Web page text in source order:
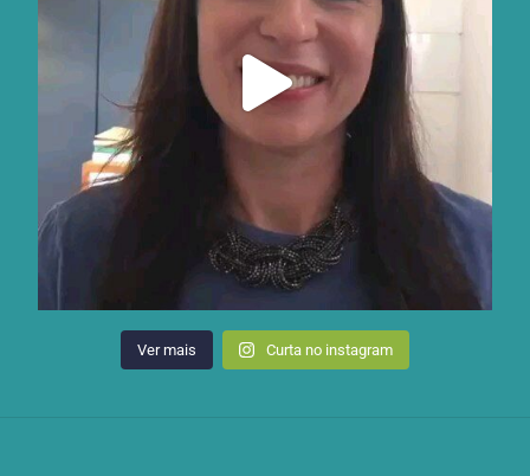
Ver mais Curta no instagram